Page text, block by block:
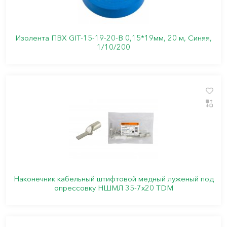
Изолента ПВХ GIT-15-19-20-B 0,15*19мм, 20 м, Синяя,
1/10/200
Наконечник кабельный штифтовой медный луженый под
опрессовку НШМЛ 35-7x20 TDM